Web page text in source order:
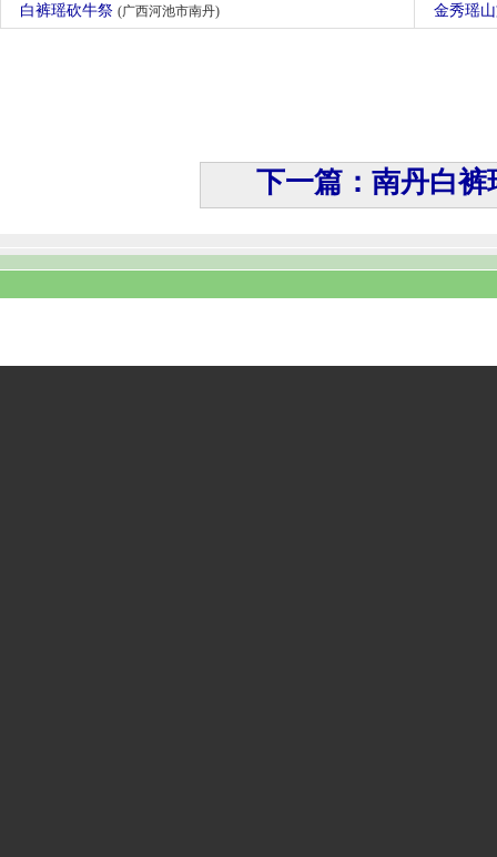
白裤瑶砍牛祭 (广西河池市南丹) 金秀瑶
下一篇：南丹白裤